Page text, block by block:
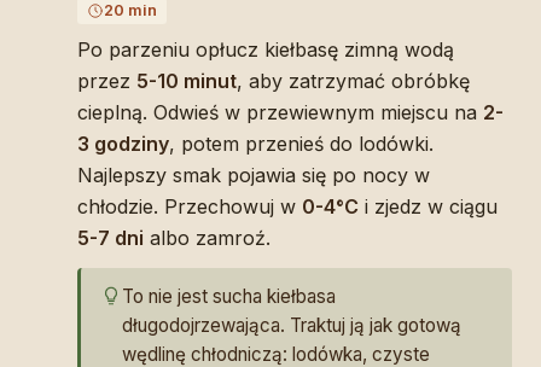
20 min
Po parzeniu opłucz kiełbasę zimną wodą
przez 5-10 minut, aby zatrzymać obróbkę
cieplną. Odwieś w przewiewnym miejscu na 2-
3 godziny, potem przenieś do lodówki.
Najlepszy smak pojawia się po nocy w
chłodzie. Przechowuj w 0-4°C i zjedz w ciągu
5-7 dni albo zamroź.
To nie jest sucha kiełbasa
długodojrzewająca. Traktuj ją jak gotową
wędlinę chłodniczą: lodówka, czyste